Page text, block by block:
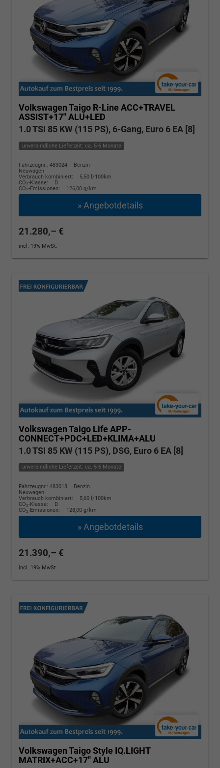
Volkswagen Taigo R-Line ACC+TRAVEL
ASSIST+17'' ALU+LED
1.0 TSI 85 KW (115 PS), 6-Gang, Euro 6 EA [8]
unverbindliche Lieferzeit: ca. 5-6 Monate
Fahrzeugnr.: 483024
Benzin
Neuwagen
Verbrauch kombiniert:
5,50 l/100km
CO2-Klasse:
D
CO2-Emissionen: 126,00 g/km
» Angebotdetails
21.280,– €
incl. 19% MwSt.
Volkswagen Taigo Life APP-
CONNECT+PDC+LED+KLIMA+ALU
1.0 TSI 85 KW (115 PS), DSG, Euro 6 EA [8]
unverbindliche Lieferzeit: ca. 5-6 Monate
Fahrzeugnr.: 483018
Benzin
Neuwagen
Verbrauch kombiniert:
5,60 l/100km
CO2-Klasse:
D
CO2-Emissionen: 128,00 g/km
» Angebotdetails
21.390,– €
incl. 19% MwSt.
Volkswagen TaigoStyle IQ.LIGHT
MATRIX+ACC+17'' ALU